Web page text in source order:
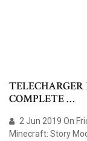
COMPLETE …
2 Jun 2019 On
Minecraft: Story